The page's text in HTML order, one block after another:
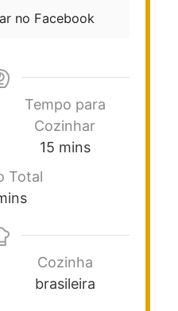
no Facebook
Tempo para
Cozinhar
15 mins
Total
Cozinha
brasileira